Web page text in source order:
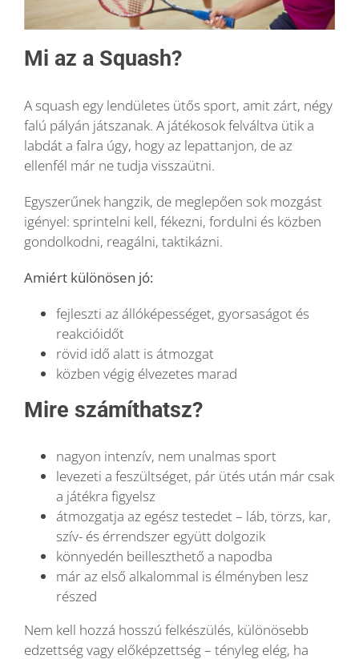
Mi az a Squash?
A squash egy lendületes ütős sport, amit zárt, négy
falú pályán játszanak. A játékosok felváltva ütik a
labdát a falra úgy, hogy az lepattanjon, de az
ellenfél már ne tudja visszaütni.
Egyszerűnek hangzik, de meglepően sok mozgást
igényel: sprintelni kell, fékezni, fordulni és közben
gondolkodni, reagálni, taktikázni.
Amiért különösen jó:
fejleszti az állóképességet, gyorsaságot és
reakcióidőt
rövid idő alatt is átmozgat
közben végig élvezetes marad
Mire számíthatsz?
nagyon intenzív, nem unalmas sport
levezeti a feszültséget, pár ütés után már csak
a játékra figyelsz
átmozgatja az egész testedet – láb, törzs, kar,
szív- és érrendszer együtt dolgozik
könnyedén beilleszthető a napodba
már az első alkalommal is élményben lesz
részed
Nem kell hozzá hosszú felkészülés, különösebb
edzettség vagy előképzettség – tényleg elég, ha